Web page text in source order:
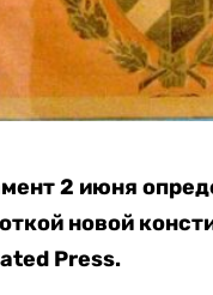
2 июня
новой
Press.